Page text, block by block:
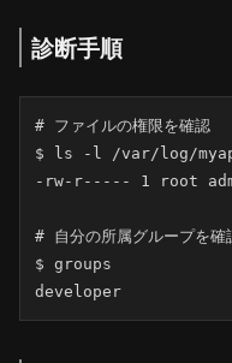
診断手順
# ファイルの権限を確認
$ ls -l /var/log/
-rw-r----- 1 root
# 自分の所属グループを確
$ groups
developer